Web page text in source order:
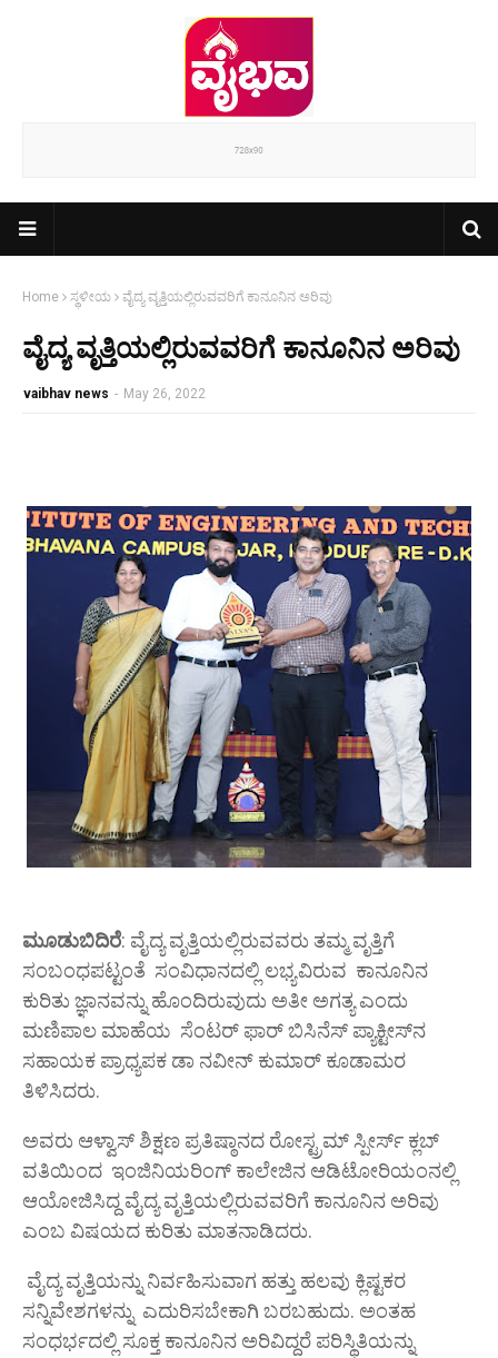
Home ಸ್ಥಳೀಯ ವೈದ್ಯ ವೃತ್ತಿಯಲ್ಲಿರುವವರಿಗೆ ಕಾನೂನಿನ ಅರಿವು
ವೈದ್ಯ ವೃತ್ತಿಯಲ್ಲಿರುವವರಿಗೆ ಕಾನೂನಿನ ಅರಿವು
vaibhav news - May 26, 2022
ಮೂಡುಬಿದಿರೆ: ವೈದ್ಯ ವೃತ್ತಿಯಲ್ಲಿರುವವರು ತಮ್ಮ ವೃತ್ತಿಗೆ
ಸಂಬಂಧಪಟ್ಟಂತೆ ಸಂವಿಧಾನದಲ್ಲಿ ಲಭ್ಯವಿರುವ ಕಾನೂನಿನ
ಕುರಿತು ಜ್ಞಾನವನ್ನು ಹೊಂದಿರುವುದು ಅತೀ ಅಗತ್ಯ ಎಂದು
ಮಣಿಪಾಲ ಮಾಹೆಯ ಸೆಂಟರ್ ಫಾರ್ ಬಿಸಿನೆಸ್ ಪ್ಯಾಕ್ಟೀಸ್‌ನ
ಸಹಾಯಕ ಪ್ರಾಧ್ಯಪಕ ಡಾ ನವೀನ್ ಕುಮಾರ್ ಕೂಡಾಮರ
ತಿಳಿಸಿದರು.
ಅವರು ಆಳ್ವಾಸ್ ಶಿಕ್ಷಣ ಪ್ರತಿಷ್ಠಾನದ ರೋಸ್ಟ್ರಮ್ ಸ್ಪೀರ್ಸ್ ಕ್ಲಬ್‌
ವತಿಯಿಂದ ಇಂಜಿನಿಯರಿಂಗ್ ಕಾಲೇಜಿನ ಆಡಿಟೋರಿಯಂನಲ್ಲಿ
ಆಯೋಜಿಸಿದ್ದ ವೈದ್ಯ ವೃತ್ತಿಯಲ್ಲಿರುವವರಿಗೆ ಕಾನೂನಿನ ಅರಿವು
ಎಂಬ ವಿಷಯದ ಕುರಿತು ಮಾತನಾಡಿದರು.
ವೈದ್ಯ ವೃತ್ತಿಯನ್ನು ನಿರ್ವಹಿಸುವಾಗ ಹತ್ತು ಹಲವು ಕ್ಲಿಷ್ಟಕರ
ಸನ್ನಿವೇಶಗಳನ್ನು ಎದುರಿಸಬೇಕಾಗಿ ಬರಬಹುದು. ಅಂತಹ
ಸಂಧರ್ಭದಲ್ಲಿ ಸೂಕ್ತ ಕಾನೂನಿನ ಅರಿವಿದ್ದರೆ ಪರಿಸ್ಥಿತಿಯನ್ನು